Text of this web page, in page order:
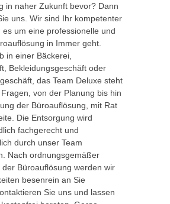
in naher Zukunft bevor? Dann
uns. Wir sind Ihr kompetenter
es um eine professionelle und
in Immer geht.
in einer Bäckerei,
Bekleidungsgeschäft oder
das Team Deluxe steht
von der Planung bis hin
der Büroauflösung, mit Rat
Die Entsorgung wird
fachgerecht und
durch unser Team
Nach ordnungsgemäßer
Büroauflösung werden wir
besenrein an Sie
Sie uns und lassen